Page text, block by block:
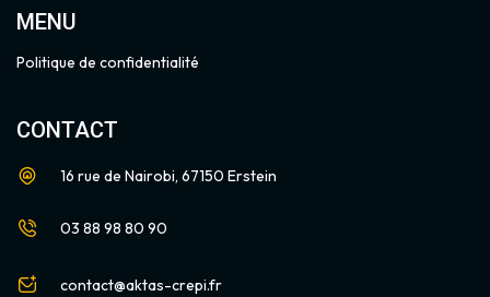
MENU
Politique de confidentialité
CONTACT
16 rue de Nairobi, 67150 Erstein
03 88 98 80 90
contact@aktas-crepi.fr